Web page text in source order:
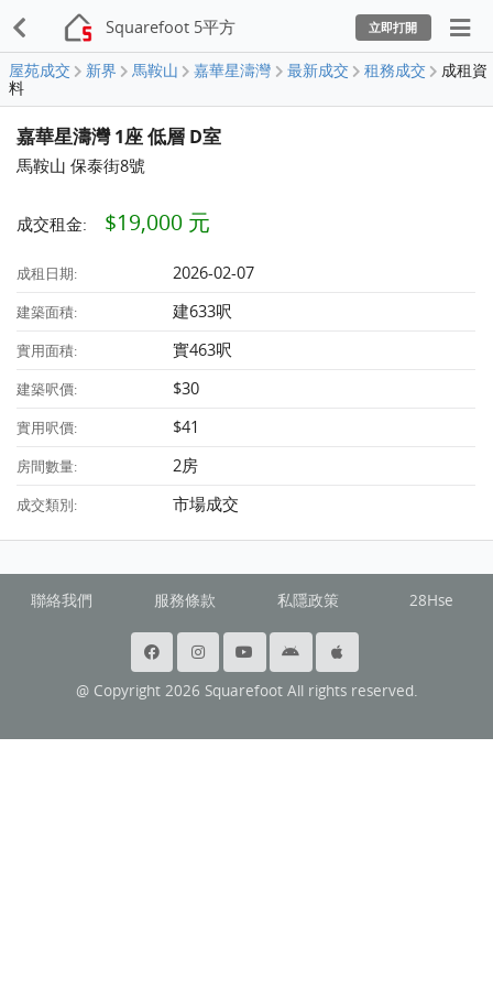
Squarefoot 5平方 立即打開
屋苑成交 新界 馬鞍山 嘉華星濤灣 最新成交 租務成交
成租資
料
嘉華星濤灣 1座 低層 D室
馬鞍山 保泰街8號
成交租金: $19,000 元
成租日期: 2026-02-07
建築面積: 建633呎
實用面積: 實463呎
建築呎價: $30
實用呎價: $41
房間數量: 2房
成交類別: 市場成交
聯絡我們 服務條款 私隱政策 28Hse
@ Copyright 2026 Squarefoot All rights reserved.